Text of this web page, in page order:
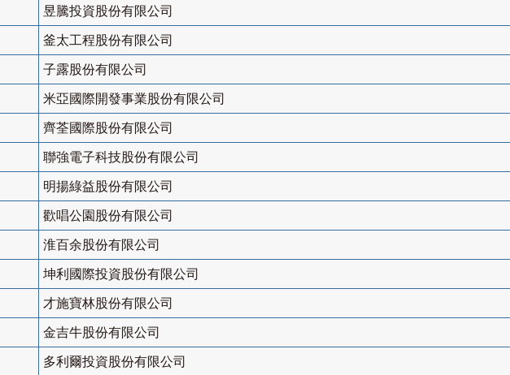
昱騰投資股份有限公司
釜太工程股份有限公司
子露股份有限公司
米亞國際開發事業股份有限公司
齊荃國際股份有限公司
聯強電子科技股份有限公司
明揚綠益股份有限公司
歡唱公園股份有限公司
淮百余股份有限公司
坤利國際投資股份有限公司
才施寶林股份有限公司
金吉牛股份有限公司
多利爾投資股份有限公司